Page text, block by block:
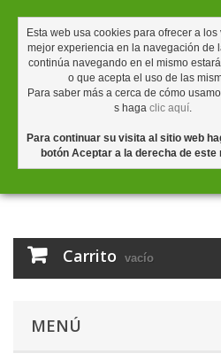
Carrito vacío
MENÚ
Esta web usa cookies para ofrecer a los
mejor experiencia en la navegación de
continúa navegando en el mismo
o que acepta el uso de las
Para saber más a cerca de cómo
s haga clic aquí.
Para continuar su visita al sitio web
botón Aceptar a la derecha de este